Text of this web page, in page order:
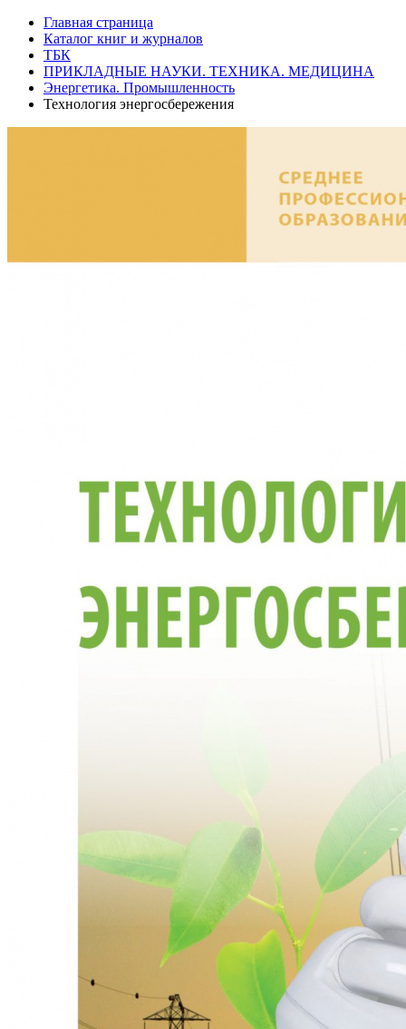
Главная страница
Каталог книг и журналов
ТБК
ПРИКЛАДНЫЕ НАУКИ. ТЕХНИКА. МЕДИЦИНА
Энергетика. Промышленность
Технология энергосбережения